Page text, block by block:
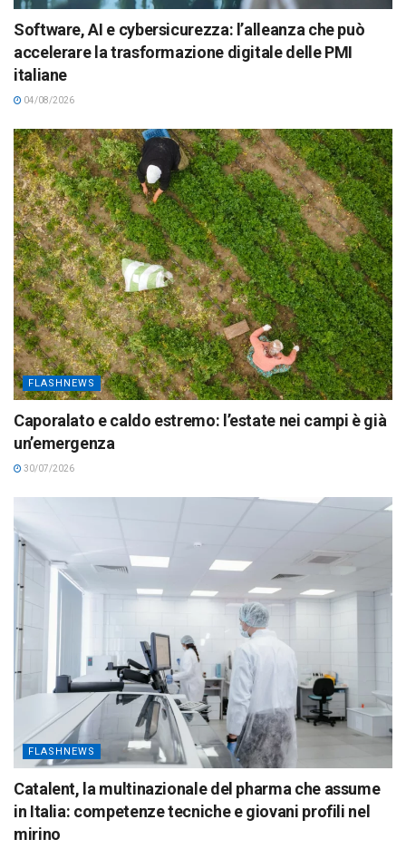
Software, AI e cybersicurezza: l’alleanza che può
accelerare la trasformazione digitale delle PMI
italiane
04/08/2026
FLASHNEWS
Caporalato e caldo estremo: l’estate nei campi è già
un’emergenza
30/07/2026
FLASHNEWS
Catalent, la multinazionale del pharma che assume
in Italia: competenze tecniche e giovani profili nel
mirino